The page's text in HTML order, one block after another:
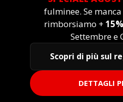
fulminee. Se
rimborsiamo +
Settembre e
Scopri di più sul
DETTAGLI